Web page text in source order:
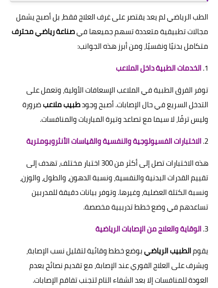
الطب الرياضي لم يعد يقتصر على غرف العلاج فقط، بل أصبح يشمل
مجالات تطبيقية متعددة تسهم جميعها فيصناعة رياضي محترف
متكامل بدنيًا ونفسيًا، ومن أبرز هذه الجوانب:
1. الخدمات الطبية داخل الملاعب
توفر الفرق الطبية في الملاعب الإسعافات الأولية، وتعمل على
التدخل السريع في حال الإصابات. أصبح وجودطبيب ملاعبضرورة
وليس ترفًا، لا سيما مع تصاعد وتيرة المباريات والمنافسات.
2. الاختبارات الفسيولوجية والنفسية والقياسات الأنثروبومترية
هذه الاختبارات تصل إلى أكثر من 300 اختبار مختلف، تهدف إلى
تقييم القدرات البدنية والنفسية، ونسبة الدهون، والطول، والوزن،
ونسبة الكتلة العضلية، وغيرها. وتوفر بيانات دقيقة للمدربين
تساعدهم في وضع خطط تدريبية مخصصة.
3. الوقاية والعلاج من الإصابات الرياضية
يقومالطبيب الرياضيبوضع خطط وقائية لتقليل نسب الإصابة،
ويشرف على العلاج الفوري عند الإصابة، مع تقديم نصائح بعدم
العودة للمنافسات إلا بعد الشفاء التام لتجنب تفاقم الإصابات.